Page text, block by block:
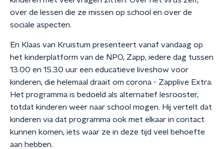
over de lessen die ze missen op school en over de
sociale aspecten.
En Klaas van Kruistum presenteert vanaf vandaag op
het kinderplatform van de NPO, Zapp, iedere dag tussen
13.00 en 15.30 uur een educatieve liveshow voor
kinderen, die helemaal draait om corona - Zapplive Extra.
Het programma is bedoeld als alternatief lesrooster,
totdat kinderen weer naar school mogen. Hij vertelt dat
kinderen via dat programma ook met elkaar in contact
kunnen komen, iets waar ze in deze tijd veel behoefte
aan hebben.